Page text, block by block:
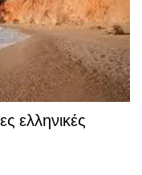
ελληνικές